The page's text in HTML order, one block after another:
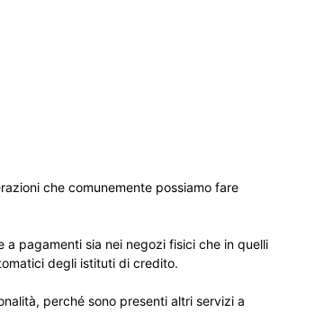
che comunemente possiamo fare
pagamenti sia nei negozi fisici che in quelli
degli istituti di credito.
perché sono presenti altri servizi a